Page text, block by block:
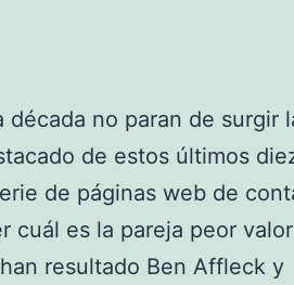
no paran de surgir
de estos últimos
de páginas web de
cuál es la pareja peor
resultado Ben Affleck y